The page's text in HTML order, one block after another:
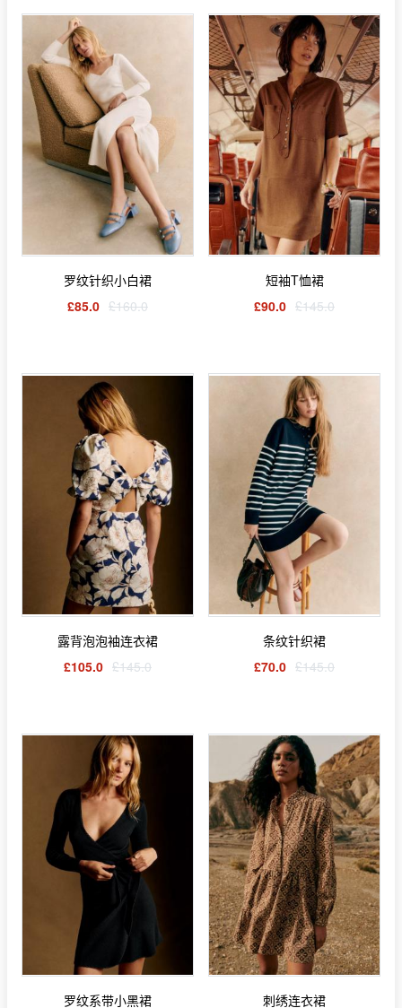
罗纹针织小白裙
£85.0 £160.0
短袖T恤裙
£90.0 £145.0
露背泡泡袖连衣裙
£105.0 £145.0
条纹针织裙
£70.0 £145.0
罗纹系带小黑裙 刺绣连衣裙